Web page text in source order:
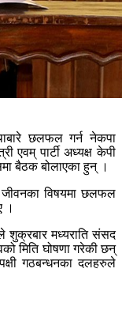
छलफल गर्न नेकपा
एवम् पार्टी अध्यक्ष केपी
बैठक बोलाएका हुन् ।
जीवनका विषयमा छलफल
।
शुक्रबार मध्यराति संसद
मिति घोषणा गरेकी छन्
गठबन्धनका दलहरुले